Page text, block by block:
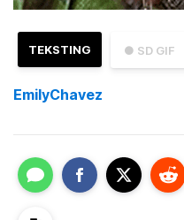
● SD GIF
TEKSTING
EmilyChavez